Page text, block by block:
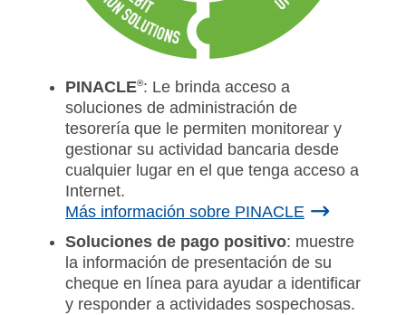
PINACLE®: Le brinda acceso a
soluciones de administración de
tesorería que le permiten monitorear y
gestionar su actividad bancaria desde
cualquier lugar en el que tenga acceso a
Internet.
Más información sobre PINACLE
Soluciones de pago positivo: muestre
la información de presentación de su
cheque en línea para ayudar a identificar
y responder a actividades sospechosas.